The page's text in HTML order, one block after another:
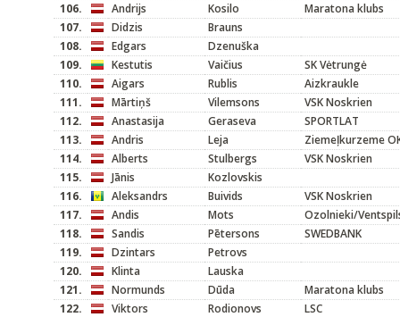
106.
Andrijs Kosilo
Maratona klubs
107.
Didzis
Brauns
108.
Edgars
Dzenuška
109.
Kestutis Vaičius
SK Vėtrungė
110.
Aigars Rublis
Aizkraukle
111.
Mārtiņš Vilemsons
VSK Noskrien
112.
Anastasija Geraseva
SPORTLAT
113.
Andris Leja
Ziemeļkurzeme
114.
Alberts Stulbergs
VSK Noskrien
115.
Jānis
Kozlovskis
116.
Aleksandrs Buivids
VSK Noskrien
117.
Andis Mots
Ozolnieki/
118.
Sandis Pētersons
SWEDBANK
119.
Dzintars
Petrovs
120.
Klinta
Lauska
121.
Normunds Dūda
Maratona klubs
122.
Viktors Rodionovs
LSC